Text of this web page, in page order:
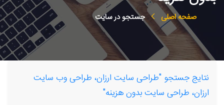
صفحه اصلی جستجو در سایت
نتایج جستجو "طراحی سایت ارزان، طراحی وب سایت
ارزان، طراحی سایت بدون هزینه"